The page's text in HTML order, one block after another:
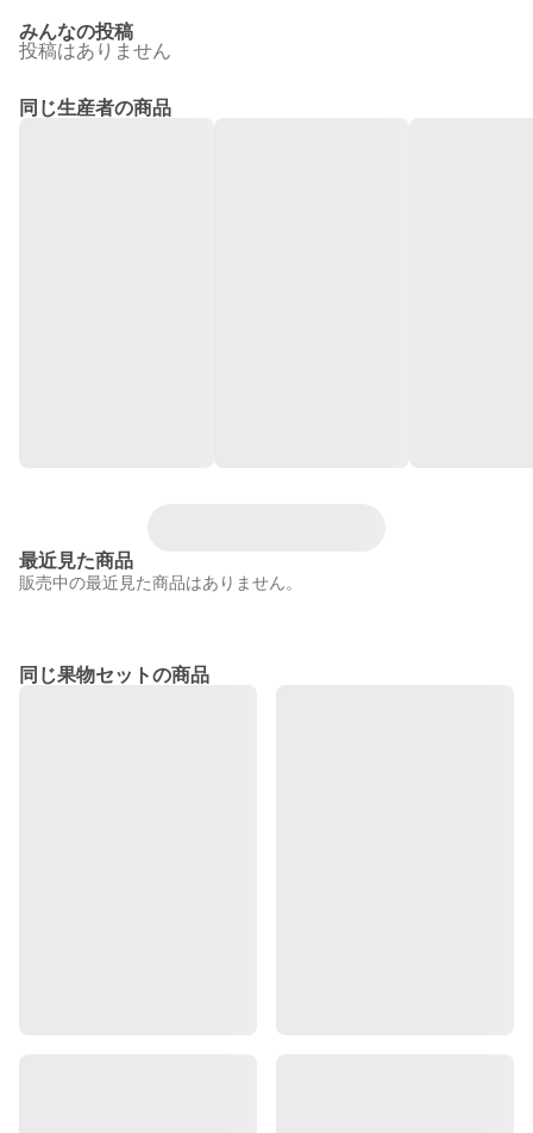
みんなの投稿
投稿はありません
同じ生産者の商品
最近見た商品
販売中の最近見た商品はありません。
同じ果物セットの商品